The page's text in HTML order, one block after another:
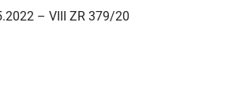
– VIII ZR 379/20